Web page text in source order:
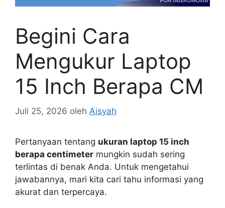
Begini Cara
Mengukur Laptop
15 Inch Berapa CM
Juli 25, 2026 oleh Aisyah
Pertanyaan tentang ukuran laptop 15 inch
berapa centimeter mungkin sudah sering
terlintas di benak Anda. Untuk mengetahui
jawabannya, mari kita cari tahu informasi yang
akurat dan terpercaya.